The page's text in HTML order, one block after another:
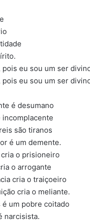
pois eu sou um ser
eu sou um ser
é desumano
incomplacente
são tiranos
é um demente.
o prisioneiro
o arrogante
cria o traiçoeiro
cria o meliante.
é um pobre coitado
narcisista.